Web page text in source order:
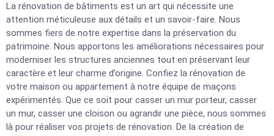
La rénovation de bâtiments est un art qui nécessite une
attention méticuleuse aux détails et un savoir-faire. Nous
sommes fiers de notre expertise dans la préservation du
patrimoine. Nous apportons les améliorations nécessaires pour
moderniser les structures anciennes tout en préservant leur
caractère et leur charme d’origine. Confiez la rénovation de
votre maison ou appartement à notre équipe de maçons
expérimentés. Que ce soit pour casser un mur porteur, casser
un mur, casser une cloison ou agrandir une pièce, nous sommes
là pour réaliser vos projets de rénovation. De la création de